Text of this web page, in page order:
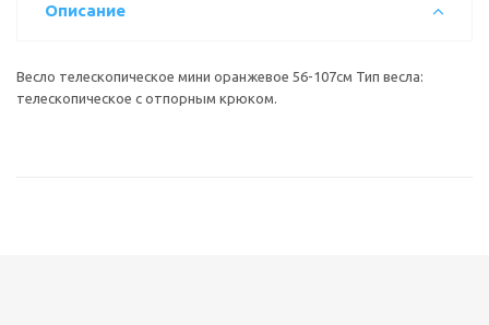
Описание
Весло телескопическое мини оранжевое 56-107см Тип весла:
телескопическое с отпорным крюком.